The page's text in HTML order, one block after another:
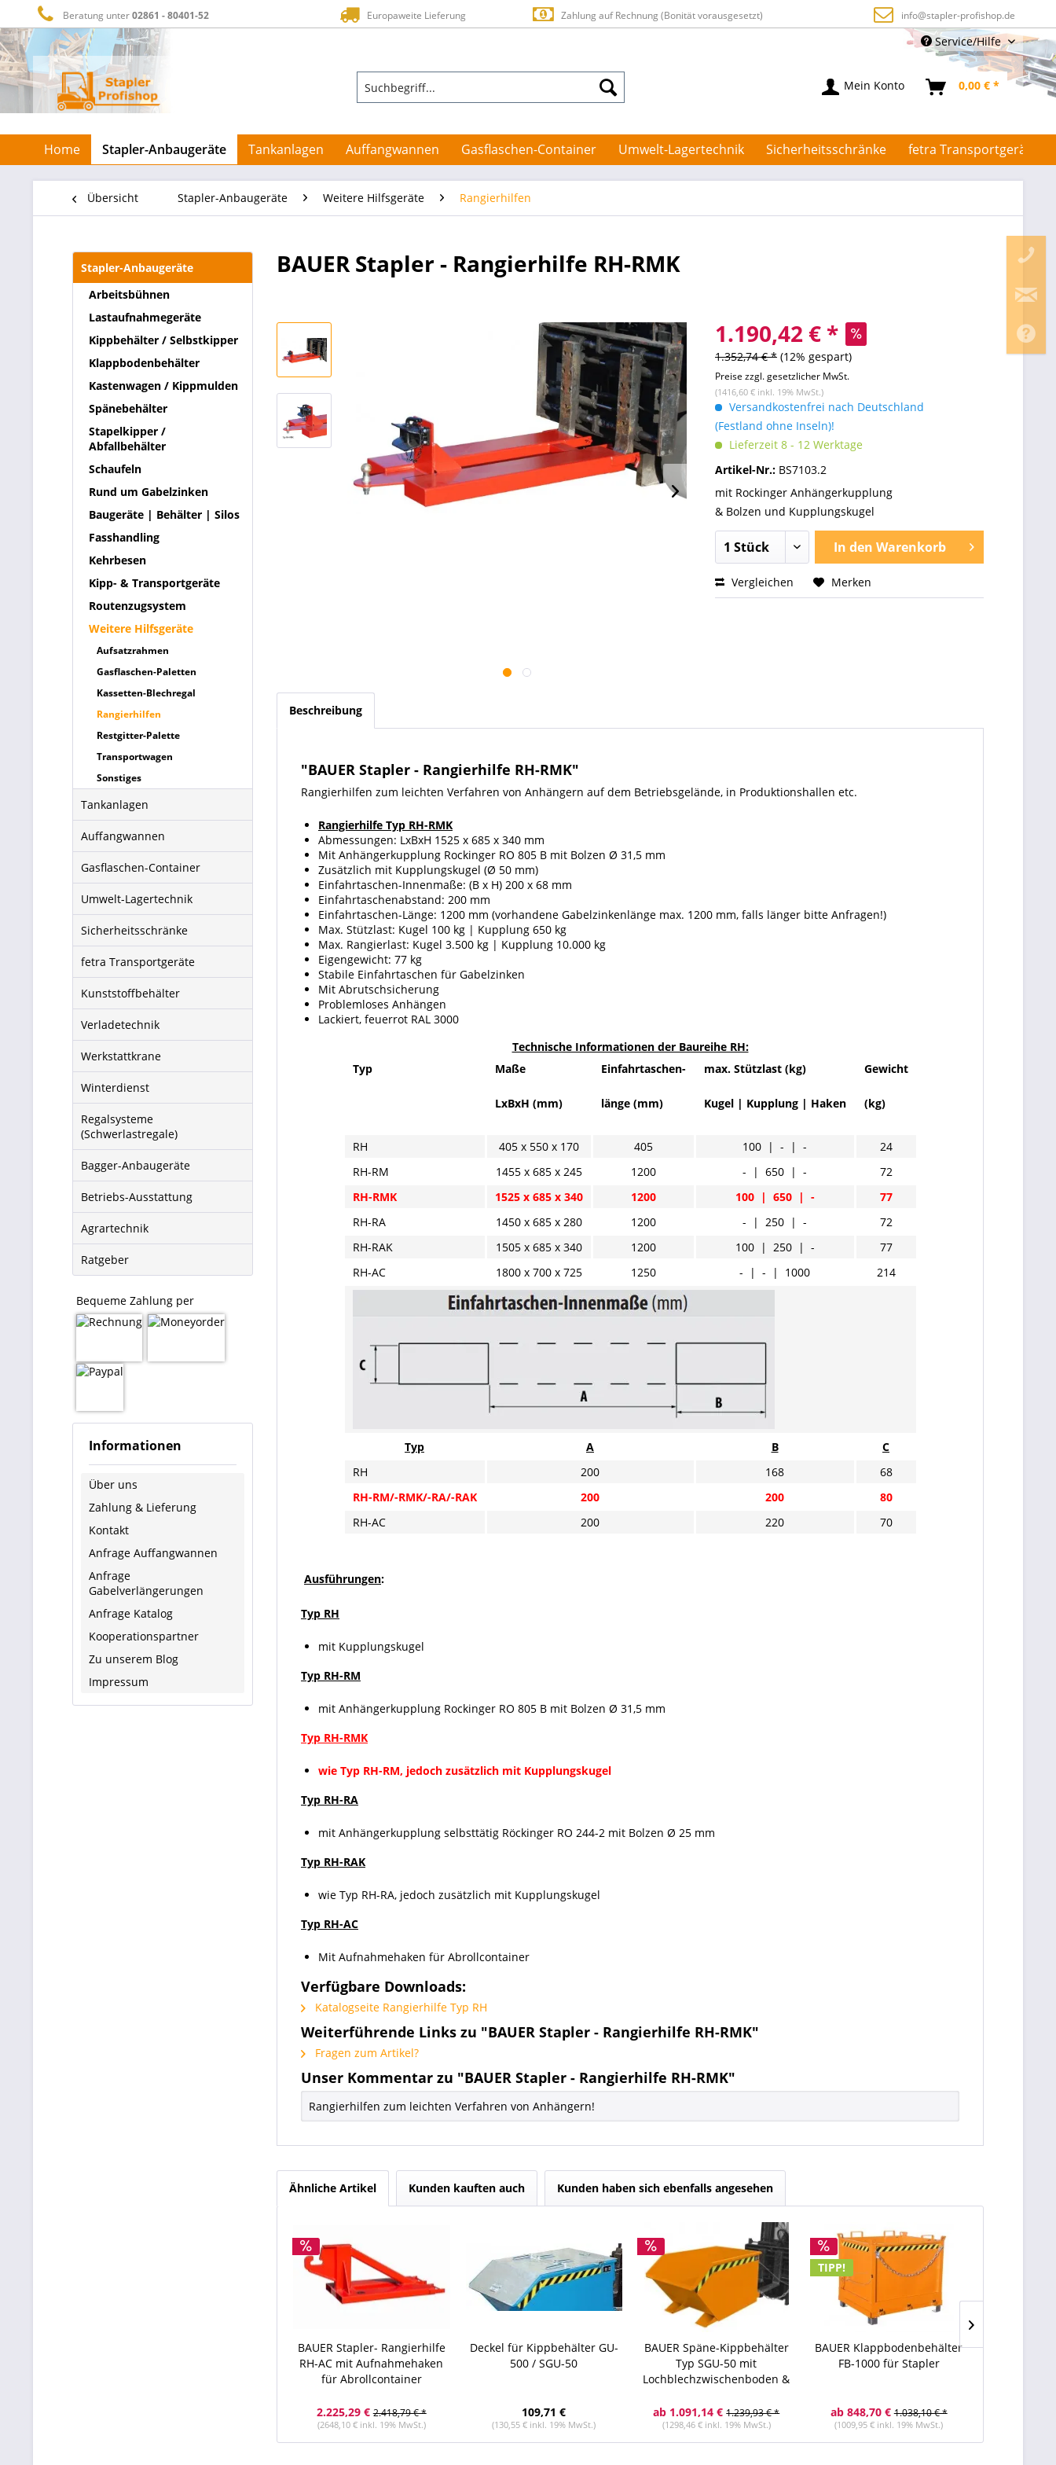
Beratung unter02861 - 80401-52 Europaweite Lieferung Zahlung auf Rechnung (Bonität vorausgesetzt) info@stapler-profishop.de
Service/Hilfe
Mein Konto 0,00 € *
Home Stapler-Anbaugeräte Tankanlagen Auffangwannen Gasflaschen-Container Umwelt-Lagertechnik Sicherheitsschränke fetra Transportgeräte
Übersicht Stapler-Anbaugeräte Weitere Hilfsgeräte Rangierhilfen
Stapler-Anbaugeräte
Arbeitsbühnen
Lastaufnahmegeräte
Kippbehälter / Selbstkipper
Klappbodenbehälter
Kastenwagen / Kippmulden
Spänebehälter
Stapelkipper /
Abfallbehälter
Schaufeln
Rund um Gabelzinken
Baugeräte | Behälter | Silos
Fasshandling
Kehrbesen
Kipp- & Transportgeräte
Routenzugsystem
Weitere Hilfsgeräte
Aufsatzrahmen
Gasflaschen-Paletten
Kassetten-Blechregal
Rangierhilfen
Restgitter-Palette
Transportwagen
Sonstiges
Tankanlagen
Auffangwannen
Gasflaschen-Container
Umwelt-Lagertechnik
Sicherheitsschränke
fetra Transportgeräte
Kunststoffbehälter
Verladetechnik
Werkstattkrane
Winterdienst
Regalsysteme
(Schwerlastregale)
Bagger-Anbaugeräte
Betriebs-Ausstattung
Agrartechnik
Ratgeber
Bequeme Zahlung per
Informationen
Über uns
Zahlung & Lieferung
Kontakt
Anfrage Auffangwannen
Anfrage
Gabelverlängerungen
Anfrage Katalog
Kooperationspartner
Zu unserem Blog
Impressum
BAUER Stapler - Rangierhilfe RH-RMK
1.190,42 € *
1.352,74 € * (12% gespart)
Preise zzgl. gesetzlicher MwSt.
(1416,60 € inkl. 19% MwSt.)
Versandkostenfrei nach Deutschland
(Festland ohne Inseln)!
Lieferzeit 8 - 12 Werktage
Artikel-Nr.: BS7103.2
mit Rockinger Anhängerkupplung
& Bolzen und Kupplungskugel
In den Warenkorb
Vergleichen Merken
Beschreibung
"BAUER Stapler - Rangierhilfe RH-RMK"
Rangierhilfen zum leichten Verfahren von Anhängern auf dem Betriebsgelände, in Produktionshallen etc.
Rangierhilfe Typ RH-RMK
Abmessungen: LxBxH 1525 x 685 x 340 mm
Mit Anhängerkupplung Rockinger RO 805 B mit Bolzen Ø 31,5 mm
Zusätzlich mit Kupplungskugel (Ø 50 mm)
Einfahrtaschen-Innenmaße: (B x H) 200 x 68 mm
Einfahrtaschenabstand: 200 mm
Einfahrtaschen-Länge: 1200 mm (vorhandene Gabelzinkenlänge max. 1200 mm, falls länger bitte Anfragen!)
Max. Stützlast: Kugel 100 kg | Kupplung 650 kg
Max. Rangierlast: Kugel 3.500 kg | Kupplung 10.000 kg
Eigengewicht: 77 kg
Stabile Einfahrtaschen für Gabelzinken
Mit Abrutschsicherung
Problemloses Anhängen
Lackiert, feuerrot RAL 3000
Technische Informationen der Baureihe RH:
Typ
Maße
LxBxH (mm)
Einfahrtaschen-
länge (mm)
max. Stützlast (kg)
Kugel | Kupplung | Haken
Gewicht
(kg)
RH 405 x 550 x 170 405 100 | - | -
24
RH-RM
1455 x 685 x 245 1200 - | 650 | -
72
RH-RMK
1525 x 685 x 340 1200 100 | 650 | -
77
RH-RA
1450 x 685 x 280 1200 - | 250 | -
72
RH-RAK
1505 x 685 x 340 1200 100 | 250 | -
77
RH-AC
1800 x 700 x 725 1250 - | - | 1000 214
Typ A B
C
RH
200 168
68
RH-RM/-RMK/-RA/-RAK
200 200
80
RH-AC
200 220 70
Ausführungen:
Typ RH
mit Kupplungskugel
Typ RH-RM
mit Anhängerkupplung Rockinger RO 805 B mit Bolzen Ø 31,5 mm
Typ RH-RMK
wie Typ RH-RM, jedoch zusätzlich mit Kupplungskugel
Typ RH-RA
mit Anhängerkupplung selbsttätig Röckinger RO 244-2 mit Bolzen Ø 25 mm
Typ RH-RAK
wie Typ RH-RA, jedoch zusätzlich mit Kupplungskugel
Typ RH-AC
Mit Aufnahmehaken für Abrollcontainer
Verfügbare Downloads:
Katalogseite Rangierhilfe Typ RH
Weiterführende Links zu "BAUER Stapler - Rangierhilfe RH-RMK"
Fragen zum Artikel?
Unser Kommentar zu "BAUER Stapler - Rangierhilfe RH-RMK"
Rangierhilfen zum leichten Verfahren von Anhängern!
Ähnliche Artikel Kunden kauften auch Kunden haben sich ebenfalls angesehen
BAUER Stapler- Rangierhilfe
RH-AC mit Aufnahmehaken
für Abrollcontainer
2.225,29 € 2.418,79 € *
(2648,10 € inkl. 19% MwSt.)
Deckel für Kippbehälter GU-
500 / SGU-50
109,71 €
(130,55 € inkl. 19% MwSt.)
BAUER Späne-Kippbehälter
Typ SGU-50 mit
Lochblechzwischenboden &
ab 1.091,14 € 1.239,93 € *
(1298,46 € inkl. 19% MwSt.)
TIPP!
BAUER Klappbodenbehälter
FB-1000 für Stapler
ab 848,70 € 1.038,10 € *
(1009,95 € inkl. 19% MwSt.)